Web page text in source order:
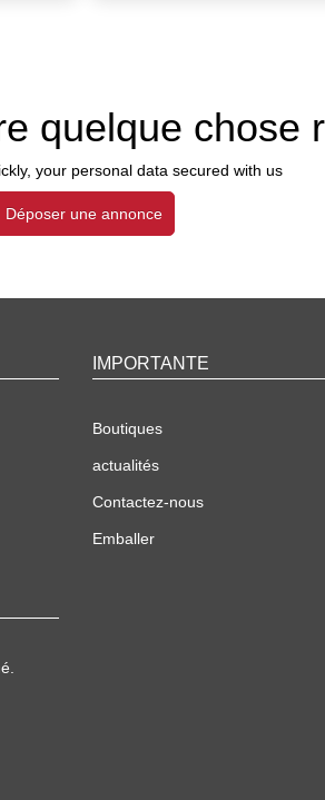
quelque chose
your personal data secured with us
Déposer une annonce
IMPORTANTE
Boutiques
actualités
Contactez-nous
Emballer